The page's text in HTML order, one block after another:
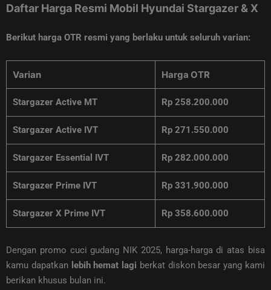
Daftar Harga Resmi Mobil Hyundai Stargazer & X
Berikut harga OTR resmi yang berlaku untuk seluruh varian:
Varian Harga OTR
Stargazer Active MT Rp 258.200.000
Stargazer Active IVT Rp 271.550.000
Stargazer Essential IVT Rp 282.000.000
Stargazer Prime IVT Rp 331.900.000
Stargazer X Prime IVT Rp 358.600.000
Dengan promo cuci gudang NIK 2025, harga-harga di atas bisa
kamu dapatkan lebih hemat lagi berkat diskon besar yang kami
berikan khusus bulan ini.